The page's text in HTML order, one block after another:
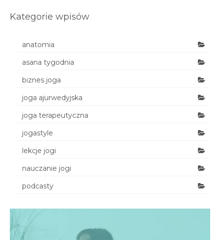
Kategorie wpisów
anatomia
asana tygodnia
biznes joga
joga ajurwedyjska
joga terapeutyczna
jogastyle
lekcje jogi
nauczanie jogi
podcasty